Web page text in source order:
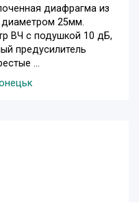
диафрагма из
25мм.
ВЧ с подушкой 10 дБ,
предусилитель
...